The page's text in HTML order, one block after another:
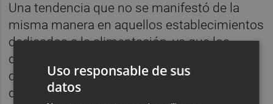
Una tendencia que no se manifestó de la
misma manera en aquellos establecimientos
dedicados a la alimentación, ya que los
datos evidencian también
que se produjeron en supermercados
durante los momentos previos a la entrada
Uso responsable de sus
datos